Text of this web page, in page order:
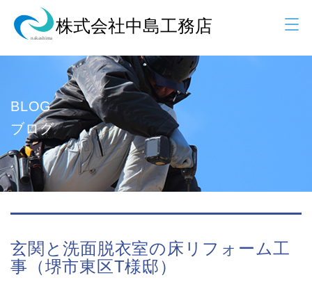
BLOG
ブログ
玄関と洗面脱衣室の床リフォーム工
事（堺市東区T様邸）